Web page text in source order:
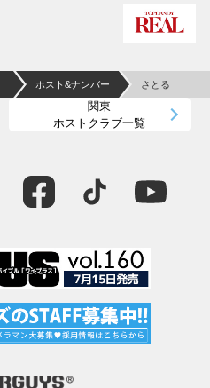
ホスト&ナンバー さとる
関東
ホストクラブ一覧